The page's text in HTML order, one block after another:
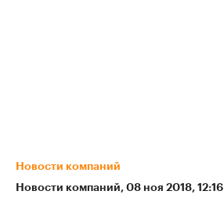
Новости компаний
Новости компаний⁠, 08 ноя 2018, 12:16